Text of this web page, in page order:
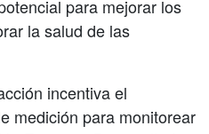
para mejorar los
la salud de las
incentiva el
medición para monitorear